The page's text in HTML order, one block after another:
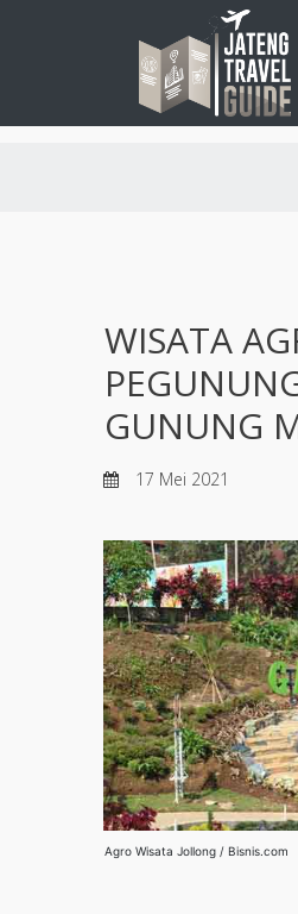
WISATA
GUNUNG
17 Mei 2021
Agro Wisata Jollong / Bisnis.com